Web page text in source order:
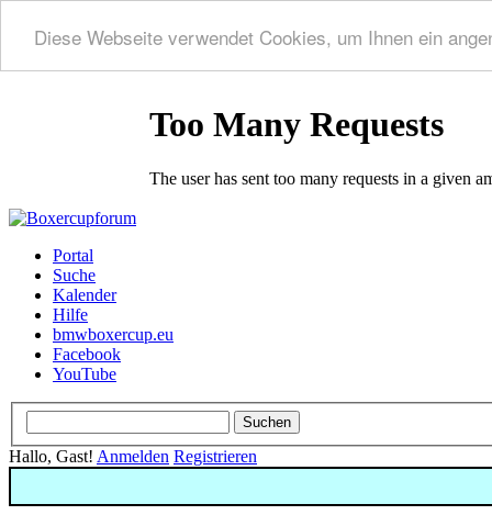
Diese Webseite verwendet Cookies, um Ihnen ein
Portal
Suche
Kalender
Hilfe
bmwboxercup.eu
Facebook
YouTube
Hallo, Gast! Anmelden Registrieren